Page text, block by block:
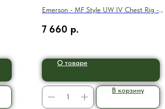
Emerson - MF Style UW IV Chest Rig -
7 660 р.
О товаре
В корзину